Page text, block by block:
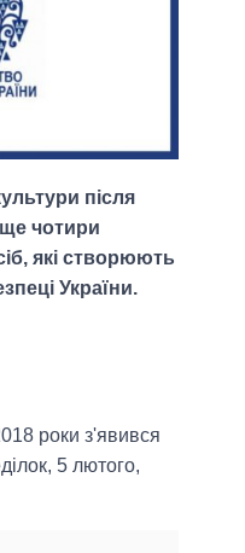
після
чотири
які створюють
України.
роки з'явився
5 лютого,